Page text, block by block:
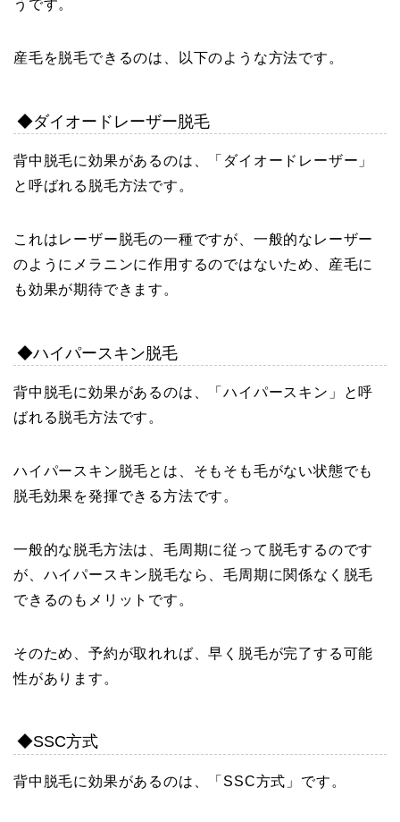
うです。
産毛を脱毛できるのは、以下のような方法です。
◆ダイオードレーザー脱毛
背中脱毛に効果があるのは、「ダイオードレーザー」
と呼ばれる脱毛方法です。
これはレーザー脱毛の一種ですが、一般的なレーザー
のようにメラニンに作用するのではないため、産毛に
も効果が期待できます。
◆ハイパースキン脱毛
背中脱毛に効果があるのは、「ハイパースキン」と呼
ばれる脱毛方法です。
ハイパースキン脱毛とは、そもそも毛がない状態でも
脱毛効果を発揮できる方法です。
一般的な脱毛方法は、毛周期に従って脱毛するのです
が、ハイパースキン脱毛なら、毛周期に関係なく脱毛
できるのもメリットです。
そのため、予約が取れれば、早く脱毛が完了する可能
性があります。
◆SSC方式
背中脱毛に効果があるのは、「SSC方式」です。